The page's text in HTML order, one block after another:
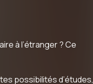
à l’étranger ? Ce
possibilités d’études,